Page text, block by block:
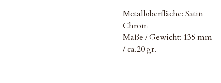
Metalloberfläche: Satin
Chrom
Maße / Gewicht: 135 mm
/ ca.20 gr.